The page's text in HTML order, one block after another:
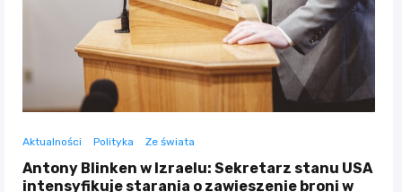
Aktualności Polityka Ze świata
Antony Blinken w Izraelu: Sekretarz stanu USA
intensyfikuje starania o zawieszenie broni w